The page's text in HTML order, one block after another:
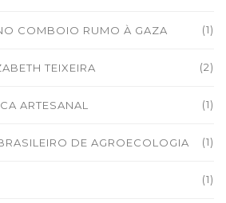
COMBOIO RUMO À GAZA (1)
TEIXEIRA (2)
ARTESANAL (1)
DE AGROECOLOGIA (1)
(1)